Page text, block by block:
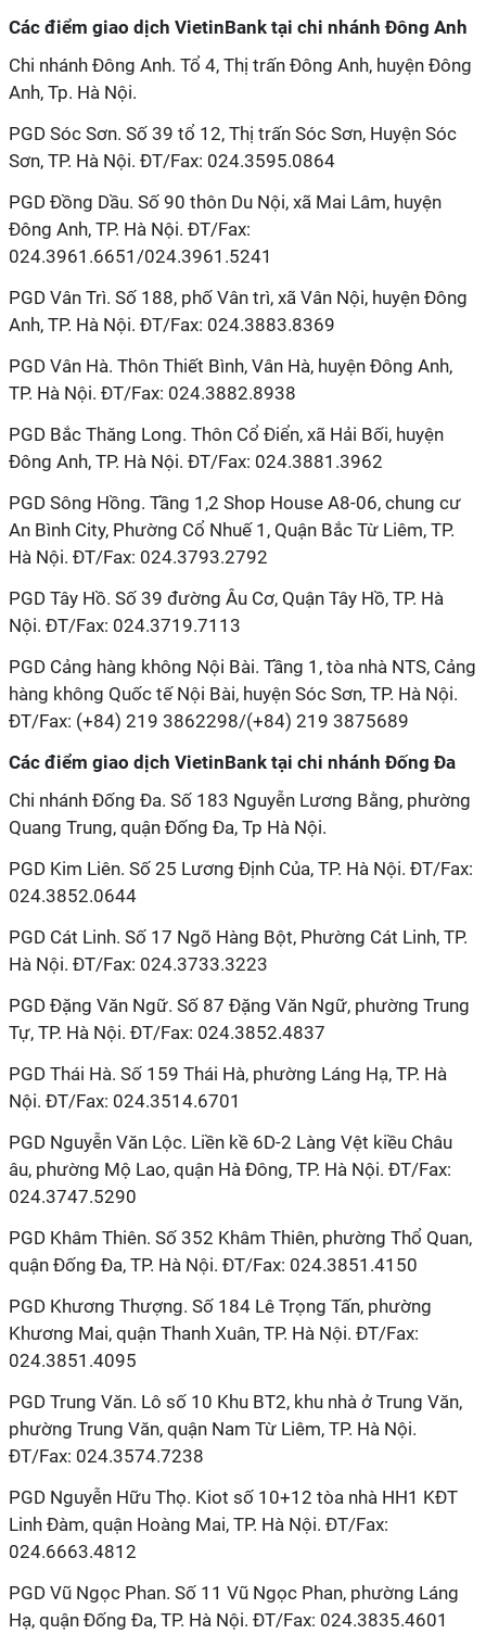
Các điểm giao dịch VietinBank tại chi nhánh Đông Anh
Chi nhánh Đông Anh. Tổ 4, Thị trấn Đông Anh, huyện Đông
Anh, Tp. Hà Nội.
PGD Sóc Sơn. Số 39 tổ 12, Thị trấn Sóc Sơn, Huyện Sóc
Sơn, TP. Hà Nội. ĐT/Fax: 024.3595.0864
PGD Đồng Dầu. Số 90 thôn Du Nội, xã Mai Lâm, huyện
Đông Anh, TP. Hà Nội. ĐT/Fax:
024.3961.6651/024.3961.5241
PGD Vân Trì. Số 188, phố Vân trì, xã Vân Nội, huyện Đông
Anh, TP. Hà Nội. ĐT/Fax: 024.3883.8369
PGD Vân Hà. Thôn Thiết Bình, Vân Hà, huyện Đông Anh,
TP. Hà Nội. ĐT/Fax: 024.3882.8938
PGD Bắc Thăng Long. Thôn Cổ Điển, xã Hải Bối, huyện
Đông Anh, TP. Hà Nội. ĐT/Fax: 024.3881.3962
PGD Sông Hồng. Tầng 1,2 Shop House A8-06, chung cư
An Bình City, Phường Cổ Nhuế 1, Quận Bắc Từ Liêm, TP.
Hà Nội. ĐT/Fax: 024.3793.2792
PGD Tây Hồ. Số 39 đường Âu Cơ, Quận Tây Hồ, TP. Hà
Nội. ĐT/Fax: 024.3719.7113
PGD Cảng hàng không Nội Bài. Tầng 1, tòa nhà NTS, Cảng
hàng không Quốc tế Nội Bài, huyện Sóc Sơn, TP. Hà Nội.
ĐT/Fax: (+84) 219 3862298/(+84) 219 3875689
Các điểm giao dịch VietinBank tại chi nhánh Đống Đa
Chi nhánh Đống Đa. Số 183 Nguyễn Lương Bằng, phường
Quang Trung, quận Đống Đa, Tp Hà Nội.
PGD Kim Liên. Số 25 Lương Định Của, TP. Hà Nội. ĐT/Fax:
024.3852.0644
PGD Cát Linh. Số 17 Ngõ Hàng Bột, Phường Cát Linh, TP.
Hà Nội. ĐT/Fax: 024.3733.3223
PGD Đặng Văn Ngữ. Số 87 Đặng Văn Ngữ, phường Trung
Tự, TP. Hà Nội. ĐT/Fax: 024.3852.4837
PGD Thái Hà. Số 159 Thái Hà, phường Láng Hạ, TP. Hà
Nội. ĐT/Fax: 024.3514.6701
PGD Nguyễn Văn Lộc. Liền kề 6D-2 Làng Vệt kiều Châu
âu, phường Mộ Lao, quận Hà Đông, TP. Hà Nội. ĐT/Fax:
024.3747.5290
PGD Khâm Thiên. Số 352 Khâm Thiên, phường Thổ Quan,
quận Đống Đa, TP. Hà Nội. ĐT/Fax: 024.3851.4150
PGD Khương Thượng. Số 184 Lê Trọng Tấn, phường
Khương Mai, quận Thanh Xuân, TP. Hà Nội. ĐT/Fax:
024.3851.4095
PGD Trung Văn. Lô số 10 Khu BT2, khu nhà ở Trung Văn,
phường Trung Văn, quận Nam Từ Liêm, TP. Hà Nội.
ĐT/Fax: 024.3574.7238
PGD Nguyễn Hữu Thọ. Kiot số 10+12 tòa nhà HH1 KĐT
Linh Đàm, quận Hoàng Mai, TP. Hà Nội. ĐT/Fax:
024.6663.4812
PGD Vũ Ngọc Phan. Số 11 Vũ Ngọc Phan, phường Láng
Hạ, quận Đống Đa, TP. Hà Nội. ĐT/Fax: 024.3835.4601